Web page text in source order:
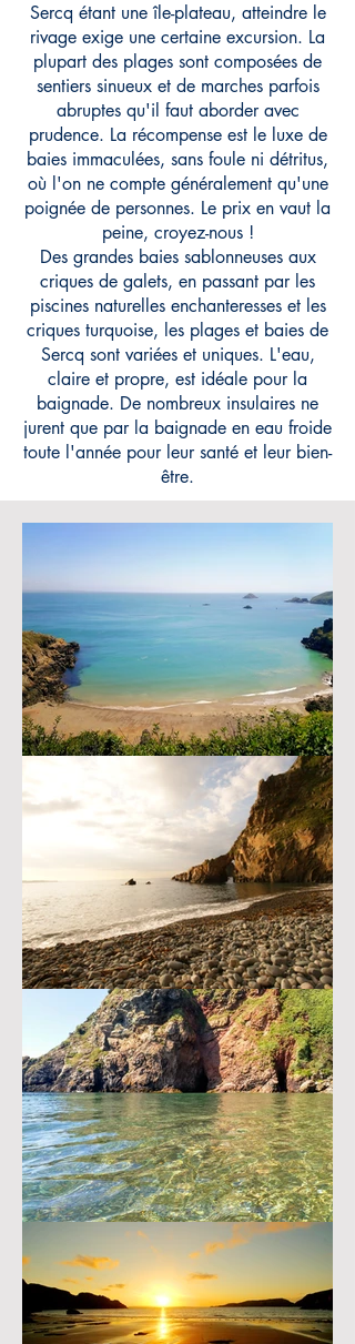
Sercq étant une île-plateau, atteindre le
rivage exige une certaine excursion. La
plupart des plages sont composées de
sentiers sinueux et de marches parfois
abruptes qu'il faut aborder avec
prudence. La récompense est le luxe de
baies immaculées, sans foule ni détritus,
où l'on ne compte généralement qu'une
poignée de personnes. Le prix en vaut la
peine, croyez-nous !
Des grandes baies sablonneuses aux
criques de galets, en passant par les
piscines naturelles enchanteresses et les
criques turquoise, les plages et baies de
Sercq sont variées et uniques. L'eau,
claire et propre, est idéale pour la
baignade. De nombreux insulaires ne
jurent que par la baignade en eau froide
toute l'année pour leur santé et leur bien-
être.